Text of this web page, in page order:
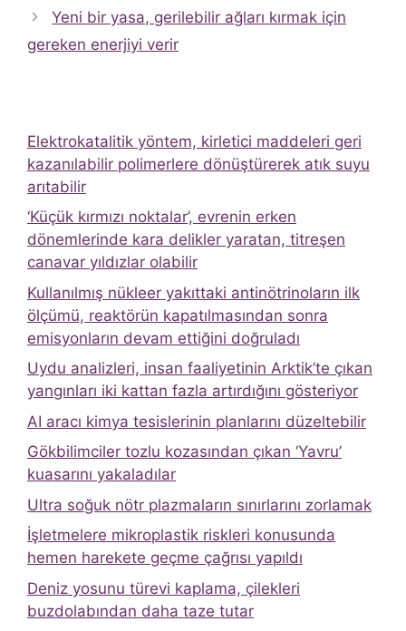
Yeni bir yasa, gerilebilir ağları kırmak için
gereken enerjiyi verir
Elektrokatalitik yöntem, kirletici maddeleri geri
kazanılabilir polimerlere dönüştürerek atık suyu
arıtabilir
‘Küçük kırmızı noktalar’, evrenin erken
dönemlerinde kara delikler yaratan, titreşen
canavar yıldızlar olabilir
Kullanılmış nükleer yakıttaki antinötrinoların ilk
ölçümü, reaktörün kapatılmasından sonra
emisyonların devam ettiğini doğruladı
Uydu analizleri, insan faaliyetinin Arktik’te çıkan
yangınları iki kattan fazla artırdığını gösteriyor
AI aracı kimya tesislerinin planlarını düzeltebilir
Gökbilimciler tozlu kozasından çıkan ‘Yavru’
kuasarını yakaladılar
Ultra soğuk nötr plazmaların sınırlarını zorlamak
İşletmelere mikroplastik riskleri konusunda
hemen harekete geçme çağrısı yapıldı
Deniz yosunu türevi kaplama, çilekleri
buzdolabından daha taze tutar